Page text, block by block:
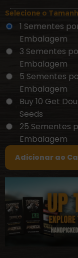
Selecione o
1 Sementes
Embalagem
3 Sementes
Embalagem
5 Sementes
Embalagem
Buy 10 Get
Seeds
25 Sementes
Embalagem